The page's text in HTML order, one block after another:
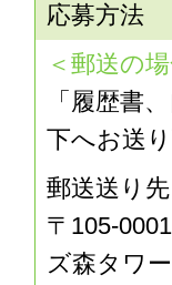
応募方法
＜郵送の
「履歴書
下へお送り
郵送送り先
〒105-
ズ森タワ